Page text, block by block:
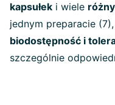
kapsułek i wiele
jednym preparacie
biodostępność i
szczególnie